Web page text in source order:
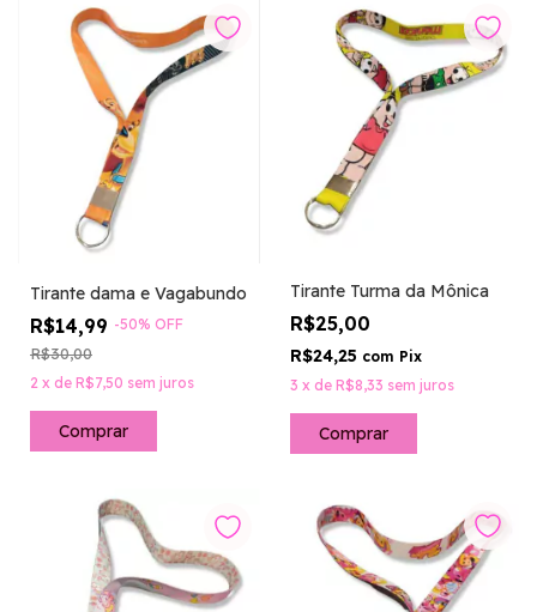
Tirante dama e Vagabundo
R$14,99 -50% OFF
R$30,00
2 x de R$7,50 sem juros
Tirante Turma da Mônica
R$25,00
R$24,25 com Pix
3 x de R$8,33 sem juros